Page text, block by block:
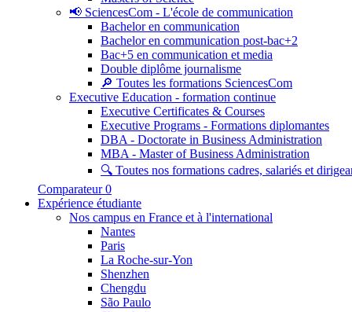
📢 SciencesCom - L'école de communication
Bachelor en communication
Bachelor en communication post-bac+2
Bac+5 en communication et media
Double diplôme journalisme
🔎 Toutes les formations SciencesCom
Executive Education - formation continue
Executive Certificates & Courses
Executive Programs - Formations diplomantes
DBA - Doctorate in Business Administration
MBA - Master of Business Administration
🔍 Toutes nos formations cadres, salariés et
Comparateur 0
Expérience étudiante
Nos campus en France et à l'international
Nantes
Paris
La Roche-sur-Yon
Shenzhen
Chengdu
São Paulo